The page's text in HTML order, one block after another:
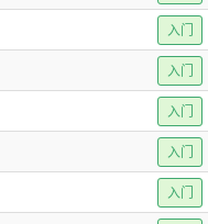
入门
入门
入门
入门
入门